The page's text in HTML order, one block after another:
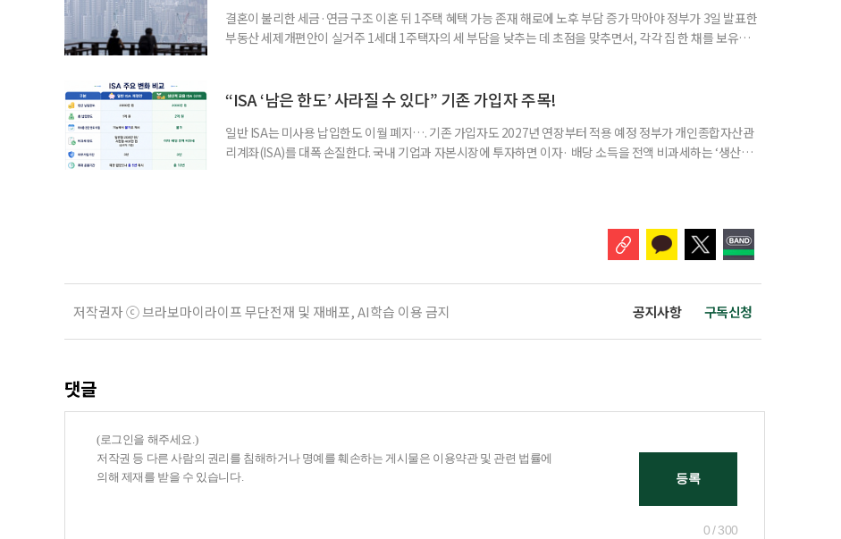
결혼이 불리한 세금·연금 구조 이혼 뒤 1주택 혜택 가능 존재 해로에 노후 부담 증가 막아야 정부가 3일 발표한
부동산 세제개편안이 실거주 1세대 1주택자의 세 부담을 낮추는 데 초점을 맞추면서, 각각 집 한 채를 보유한
부가 각자 집 한 채씩을 보유하면 한 세대가 두 채를 가진 것으로 보지만, 실제 이혼해 주거와 생계를 분
“ISA ‘남은 한도’ 사라질 수 있다” 기존 가입자 주목!
일반 ISA는 미사용 납입한도 이월 폐지…. 기존 가입자도 2027년 연장부터 적용 예정 정부가 개인종합자산관
리계좌(ISA)를 대폭 손질한다. 국내 기업과 자본시장에 투자하면 이자· 배당 소득을 전액 비과세하는 ‘생산적
저작권자 ⓒ 브라보마이라이프 무단전재 및 재배포, AI학습 이용 금지 공지사항 구독신청
댓글
0 / 300